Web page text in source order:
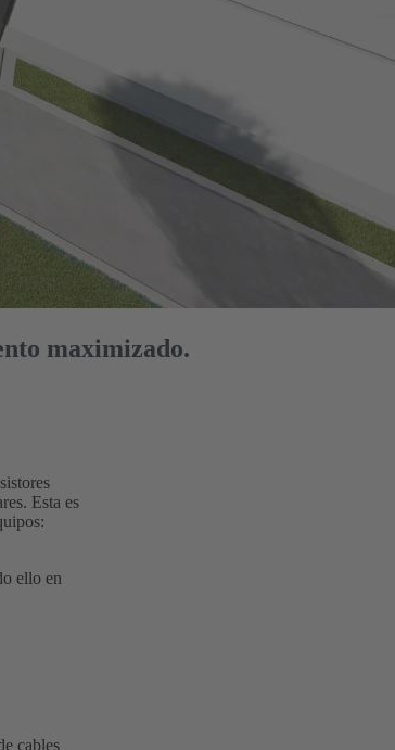
maximizado.
Esta es
ello en
cables